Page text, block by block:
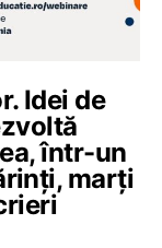
Idei de
într-un
marți